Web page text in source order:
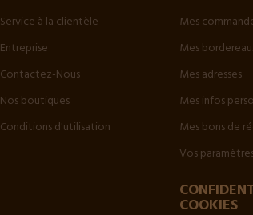
Service à la clientèle
Entreprise
Contactez-Nous
Nos boutiques
Conditions d'utilisation
Mes
Mes
Mes adresses
Mes infos
Mes bons de
Vos
COOKIES